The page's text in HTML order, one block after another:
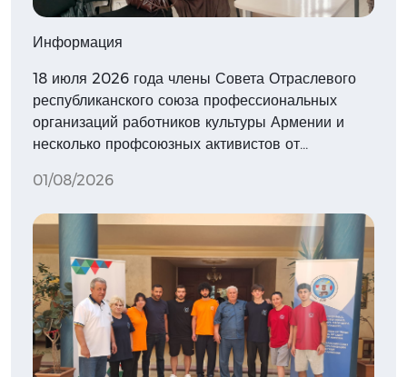
Информация
18 июля 2026 года члены Совета Отраслевого
республиканского союза профессиональных
организаций работников культуры Армении и
несколько профсоюзных активистов от…
01/08/2026